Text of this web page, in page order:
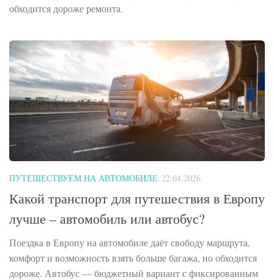
обходится дороже ремонта.
ПУТЕШЕСТВУЕМ НА АВТОМОБИЛЕ 22.04.2026
Какой транспорт для путешествия в Европу
лучше – автомобиль или автобус?
Поездка в Европу на автомобиле даёт свободу маршрута,
комфорт и возможность взять больше багажа, но обходится
дороже. Автобус — бюджетный вариант с фиксированным